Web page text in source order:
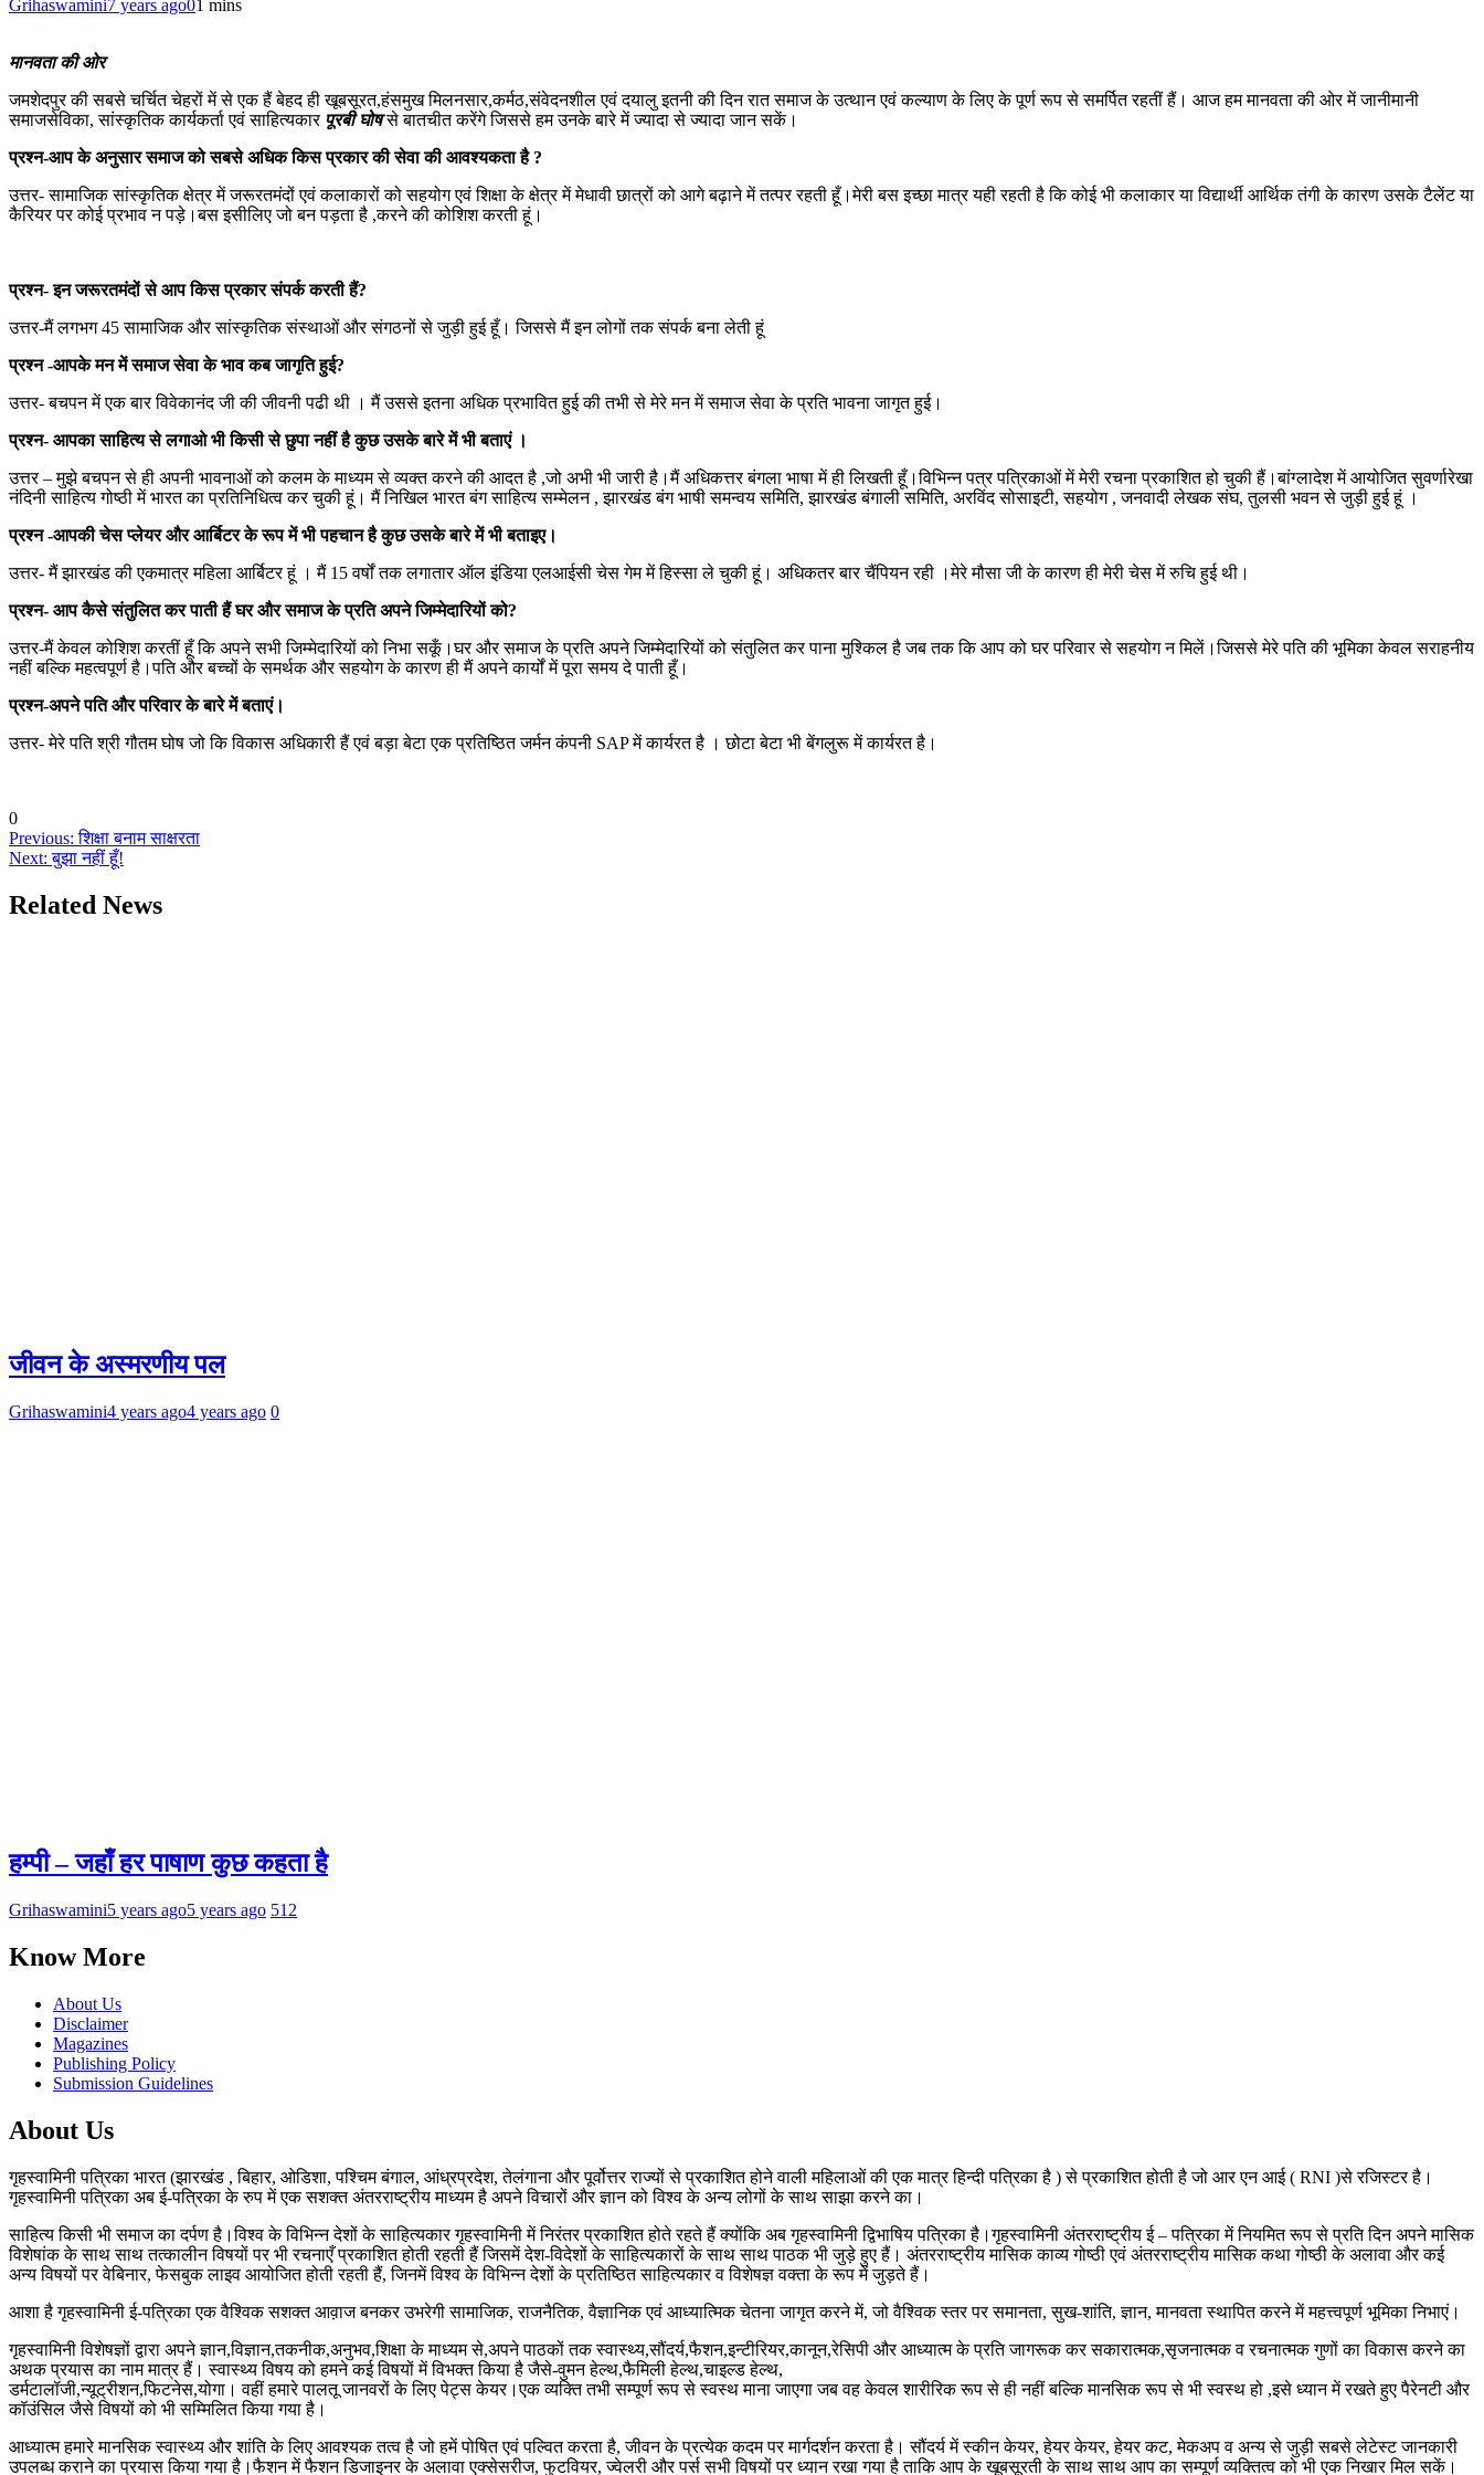
Grihaswamini7 years ago01 mins
मानवता की ओर
जमशेदपुर की सबसे चर्चित चेहरों में से एक हैं बेहद ही खूबसूरत,हंसमुख मिलनसार,कर्मठ,संवेदनशील एवं दयालु इतनी की दिन रात समाज के उत्थान एवं कल्याण के लिए के पूर्ण रूप से समर्पित रहतीं हैं। आज हम मानवता की ओर में जानीमानी
समाजसेविका, सांस्कृतिक कार्यकर्ता एवं साहित्यकार पूरबी घोषसे बातचीत करेंगे जिससे हम उनके बारे में ज्यादा से ज्यादा जान सकें।
प्रश्न-आप के अनुसार समाज को सबसे अधिक किस प्रकार की सेवा की आवश्यकता है ?
उत्तर- सामाजिक सांस्कृतिक क्षेत्र में जरूरतमंदों एवं कलाकारों को सहयोग एवं शिक्षा के क्षेत्र में मेधावी छात्रों को आगे बढ़ाने में तत्पर रहती हूँ।मेरी बस इच्छा मात्र यही रहती है कि कोई भी कलाकार या विद्यार्थी आर्थिक तंगी के कारण उसके टैलेंट या
कैरियर पर कोई प्रभाव न पड़े।बस इसीलिए जो बन पड़ता है ,करने की कोशिश करती हूं।
प्रश्न- इन जरूरतमंदों से आप किस प्रकार संपर्क करती हैं?
उत्तर-मैं लगभग 45 सामाजिक और सांस्कृतिक संस्थाओं और संगठनों से जुड़ी हुई हूँ। जिससे मैं इन लोगों तक संपर्क बना लेती हूं
प्रश्न -आपके मन में समाज सेवा के भाव कब जागृति हुई?
उत्तर- बचपन में एक बार विवेकानंद जी की जीवनी पढी थी । मैं उससे इतना अधिक प्रभावित हुई की तभी से मेरे मन में समाज सेवा के प्रति भावना जागृत हुई।
प्रश्न- आपका साहित्य से लगाओ भी किसी से छुपा नहीं है कुछ उसके बारे में भी बताएं ।
उत्तर – मुझे बचपन से ही अपनी भावनाओं को कलम के माध्यम से व्यक्त करने की आदत है ,जो अभी भी जारी है।मैं अधिकत्तर बंगला भाषा में ही लिखती हूँ।विभिन्न पत्र पत्रिकाओं में मेरी रचना प्रकाशित हो चुकी हैं।बांग्लादेश में आयोजित सुवर्णारेखा
नंदिनी साहित्य गोष्ठी में भारत का प्रतिनिधित्व कर चुकी हूं। मैं निखिल भारत बंग साहित्य सम्मेलन , झारखंड बंग भाषी समन्वय समिति, झारखंड बंगाली समिति, अरविंद सोसाइटी, सहयोग , जनवादी लेखक संघ, तुलसी भवन से जुड़ी हुई हूं ।
प्रश्न -आपकी चेस प्लेयर और आर्बिटर के रूप में भी पहचान है कुछ उसके बारे में भी बताइए।
उत्तर- मैं झारखंड की एकमात्र महिला आर्बिटर हूं । मैं 15 वर्षों तक लगातार ऑल इंडिया एलआईसी चेस गेम में हिस्सा ले चुकी हूं। अधिकतर बार चैंपियन रही ।मेरे मौसा जी के कारण ही मेरी चेस में रुचि हुई थी।
प्रश्न- आप कैसे संतुलित कर पाती हैं घर और समाज के प्रति अपने जिम्मेदारियों को?
उत्तर-मैं केवल कोशिश करतीं हूँ कि अपने सभी जिम्मेदारियों को निभा सकूँ।घर और समाज के प्रति अपने जिम्मेदारियों को संतुलित कर पाना मुश्किल है जब तक कि आप को घर परिवार से सहयोग न मिलें।जिससे मेरे पति की भूमिका केवल सराहनीय
नहीं बल्कि महत्वपूर्ण है।पति और बच्चों के समर्थक और सहयोग के कारण ही मैं अपने कार्यों में पूरा समय दे पाती हूँ।
प्रश्न-अपने पति और परिवार के बारे में बताएं।
उत्तर- मेरे पति श्री गौतम घोष जो कि विकास अधिकारी हैं एवं बड़ा बेटा एक प्रतिष्ठित जर्मन कंपनी SAP में कार्यरत है । छोटा बेटा भी बेंगलुरू में कार्यरत है।
0
Post
navigation
Previous: शिक्षा बनाम साक्षरता
Next: बुझा नहीं हूँ!
Related News
जीवन के अस्मरणीय पल
Grihaswamini4 years ago4 years ago 0
हम्पी – जहाँ हर पाषाण कुछ कहता है
Grihaswamini5 years ago5 years ago 512
Know More
About Us
Disclaimer
Magazines
Publishing Policy
Submission Guidelines
About Us
गृहस्वामिनी पत्रिका भारत (झारखंड , बिहार, ओडिशा, पश्चिम बंगाल, आंध्रप्रदेश, तेलंगाना और पूर्वोत्तर राज्यों से प्रकाशित होने वाली महिलाओं की एक मात्र हिन्दी पत्रिका है ) से प्रकाशित होती है जो आर एन आई ( RNI )से रजिस्टर है।
गृहस्वामिनी पत्रिका अब ई-पत्रिका के रुप में एक सशक्त अंतरराष्ट्रीय माध्यम है अपने विचारों और ज्ञान को विश्व के अन्य लोगों के साथ साझा करने का।
साहित्य किसी भी समाज का दर्पण है।विश्व के विभिन्न देशों के साहित्यकार गृहस्वामिनी में निरंतर प्रकाशित होते रहते हैं क्योंकि अब गृहस्वामिनी द्विभाषिय पत्रिका है।गृहस्वामिनी अंतरराष्ट्रीय ई – पत्रिका में नियमित रूप से प्रति दिन अपने मासिक
विशेषांक के साथ साथ तत्कालीन विषयों पर भी रचनाएँ प्रकाशित होती रहती हैं जिसमें देश-विदेशों के साहित्यकारों के साथ साथ पाठक भी जुड़े हुए हैं। अंतरराष्ट्रीय मासिक काव्य गोष्ठी एवं अंतरराष्ट्रीय मासिक कथा गोष्ठी के अलावा और कई
अन्य विषयों पर वेबिनार, फेसबुक लाइव आयोजित होती रहती हैं, जिनमें विश्व के विभिन्न देशों के प्रतिष्ठित साहित्यकार व विशेषज्ञ वक्ता के रूप में जुड़ते हैं।
आशा है गृहस्वामिनी ई-पत्रिका एक वैश्विक सशक्त आव़ाज बनकर उभरेगी सामाजिक, राजनैतिक, वैज्ञानिक एवं आध्यात्मिक चेतना जागृत करने में, जो वैश्विक स्तर पर समानता, सुख-शांति, ज्ञान, मानवता स्थापित करने में महत्त्वपूर्ण भूमिका निभाएं।
गृहस्वामिनी विशेषज्ञों द्वारा अपने ज्ञान,विज्ञान,तकनीक,अनुभव,शिक्षा के माध्यम से,अपने पाठकों तक स्वास्थ्य,सौंदर्य,फैशन,इन्टीरियर,कानून,रेसिपी और आध्यात्म के प्रति जागरूक कर सकारात्मक,सृजनात्मक व रचनात्मक गुणों का विकास करने का
अथक प्रयास का नाम मात्र हैं। स्वास्थ्य विषय को हमने कई विषयों में विभक्त किया है जैसे-वुमन हेल्थ,फैमिली हेल्थ,चाइल्ड हेल्थ,
डर्मटालॉजी,न्यूट्रीशन,फिटनेस,योगा। वहीं हमारे पालतू जानवरों के लिए पेट्स केयर।एक व्यक्ति तभी सम्पूर्ण रूप से स्वस्थ माना जाएगा जब वह केवल शारीरिक रूप से ही नहीं बल्कि मानसिक रूप से भी स्वस्थ हो ,इसे ध्यान में रखते हुए पैरेनटी और
कॉउंसिल जैसे विषयों को भी सम्मिलित किया गया है।
आध्यात्म हमारे मानसिक स्वास्थ्य और शांति के लिए आवश्यक तत्व है जो हमें पोषित एवं पल्वित करता है, जीवन के प्रत्येक कदम पर मार्गदर्शन करता है। सौंदर्य में स्कीन केयर, हेयर केयर, हेयर कट, मेकअप व अन्य से जुड़ी सबसे लेटेस्ट जानकारी
उपलब्ध कराने का प्रयास किया गया है।फैशन में फैशन डिजाइनर के अलावा एक्सेसरीज, फुटवियर, ज्वेलरी और पर्स सभी विषयों पर ध्यान रखा गया है ताकि आप के खूबसूरती के साथ साथ आप का सम्पूर्ण व्यक्तित्व को भी एक निखार मिल सकें।